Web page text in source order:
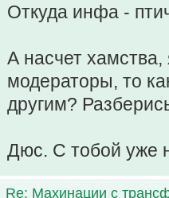
Откуда инфа -
А насчет
модераторы, то
другим?
Дюс. С тобой уже
Re: Махинации с